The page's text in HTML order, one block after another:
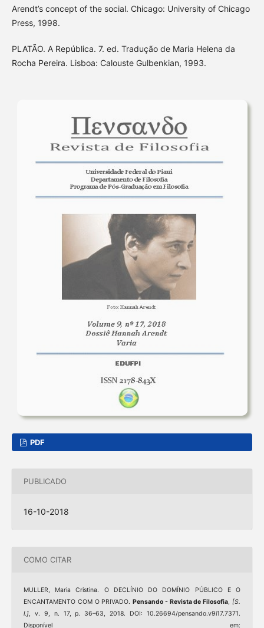
Arendt’s concept of the social. Chicago: University of Chicago
Press, 1998.
PLATÃO. A República. 7. ed. Tradução de Maria Helena da
Rocha Pereira. Lisboa: Calouste Gulbenkian, 1993.
PDF
PUBLICADO
16-10-2018
COMO CITAR
MULLER, Maria Cristina. O DECLÍNIO DO DOMÍNIO PÚBLICO E O
ENCANTAMENTO COM O PRIVADO.Pensando - Revista de Filosofia,[S.
l.], v. 9, n. 17, p. 36–63, 2018. DOI: 10.26694/pensando.v9i17.7371.
Disponível em: